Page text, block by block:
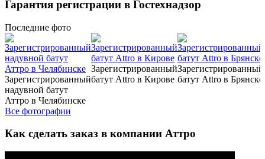
Гарантия регистрации в Гостехнадзор
Последние фото
Зарегистрированный
надувной батут
Аттро в Челябинске
Зарегистрированный
батут Attro в Кирове
Зарегистрированный
батут Attro в Брянске
Все фотографии
Как сделать заказ в компании Аттро